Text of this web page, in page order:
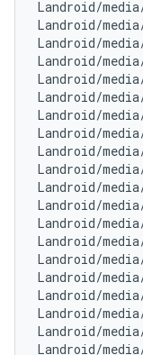
Landroid/
Landroid/
Landroid/
Landroid/
Landroid/
Landroid/
Landroid/
Landroid/
Landroid/
Landroid/
Landroid/
Landroid/
Landroid/
Landroid/
Landroid/
Landroid/
Landroid/
Landroid/
Landroid/
Landroid/